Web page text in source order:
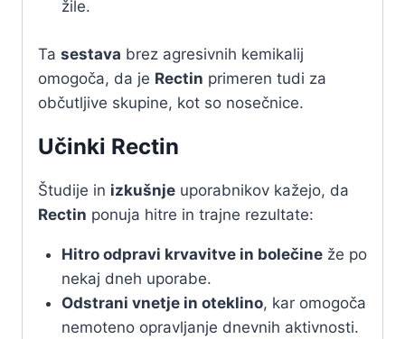
žile.
Ta sestava brez agresivnih kemikalij
omogoča, da je Rectin primeren tudi za
občutljive skupine, kot so nosečnice.
Učinki Rectin
Študije in izkušnje uporabnikov kažejo, da
Rectin ponuja hitre in trajne rezultate:
Hitro odpravi krvavitve in bolečineže po
nekaj dneh uporabe.
Odstrani vnetje in oteklino, kar omogoča
nemoteno opravljanje dnevnih aktivnosti.